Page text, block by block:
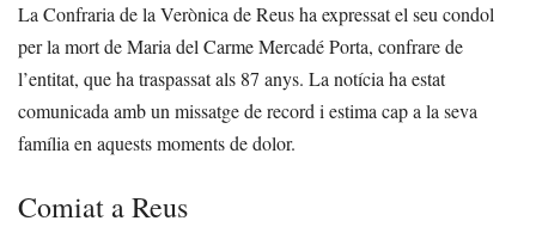
La Confraria de la Verònica de Reus ha expressat el seu condol
per la mort de Maria del Carme Mercadé Porta, confrare de
l’entitat, que ha traspassat als 87 anys. La notícia ha estat
comunicada amb un missatge de record i estima cap a la seva
família en aquests moments de dolor.
Comiat a Reus